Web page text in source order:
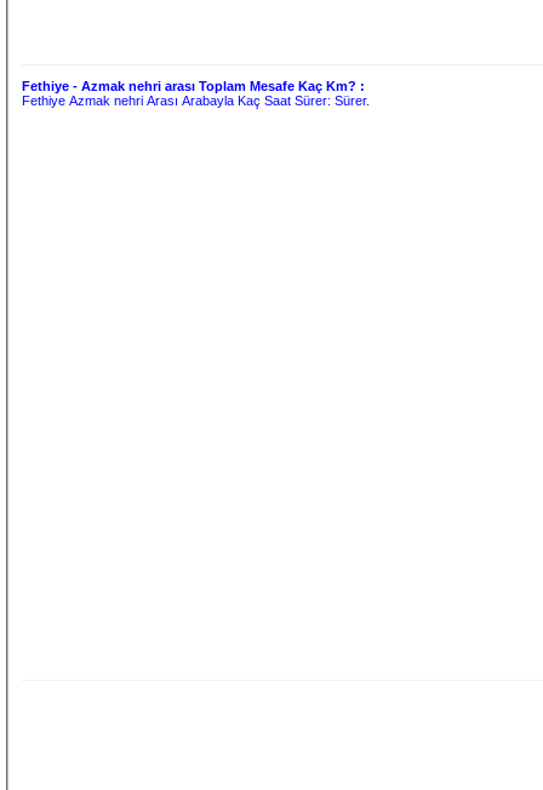
Fethiye - Azmak nehri arası Toplam Mesafe Kaç Km? :
Fethiye Azmak nehri Arası Arabayla Kaç Saat Sürer:Sürer.